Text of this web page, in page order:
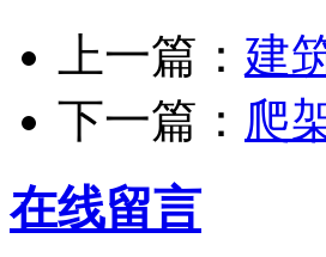
上一篇： 建
下一篇： 爬
在线留言